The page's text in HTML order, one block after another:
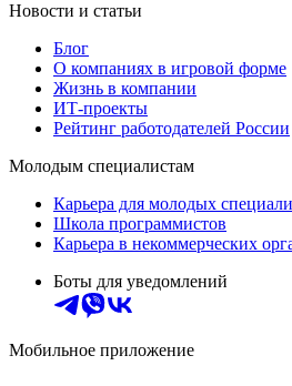
Новости и статьи
Блог
О компаниях в игровой форме
Жизнь в компании
ИТ-проекты
Рейтинг работодателей России
Молодым специалистам
Карьера для молодых
Школа программистов
Карьера в некоммерческих
Боты для уведомлений
Мобильное приложение